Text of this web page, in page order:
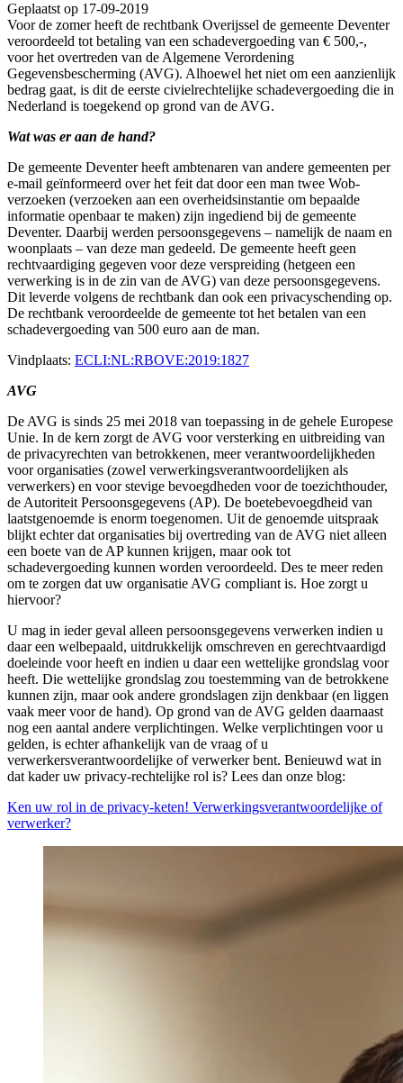
Geplaatst op 17-09-2019
Voor de zomer heeft de rechtbank Overijssel de gemeente Deventer
veroordeeld tot betaling van een schadevergoeding van € 500,-,
voor het overtreden van de Algemene Verordening
Gegevensbescherming (AVG). Alhoewel het niet om een aanzienlijk
bedrag gaat, is dit de eerste civielrechtelijke schadevergoeding die in
Nederland is toegekend op grond van de AVG.
Wat was er aan de hand?
De gemeente Deventer heeft ambtenaren van andere gemeenten per
e-mail geïnformeerd over het feit dat door een man twee Wob-
verzoeken (verzoeken aan een overheidsinstantie om bepaalde
informatie openbaar te maken) zijn ingediend bij de gemeente
Deventer. Daarbij werden persoonsgegevens – namelijk de naam en
woonplaats – van deze man gedeeld. De gemeente heeft geen
rechtvaardiging gegeven voor deze verspreiding (hetgeen een
verwerking is in de zin van de AVG) van deze persoonsgegevens.
Dit leverde volgens de rechtbank dan ook een privacyschending op.
De rechtbank veroordeelde de gemeente tot het betalen van een
schadevergoeding van 500 euro aan de man.
Vindplaats: ECLI:NL:RBOVE:2019:1827
AVG
De AVG is sinds 25 mei 2018 van toepassing in de gehele Europese
Unie. In de kern zorgt de AVG voor versterking en uitbreiding van
de privacyrechten van betrokkenen, meer verantwoordelijkheden
voor organisaties (zowel verwerkingsverantwoordelijken als
verwerkers) en voor stevige bevoegdheden voor de toezichthouder,
de Autoriteit Persoonsgegevens (AP). De boetebevoegdheid van
laatstgenoemde is enorm toegenomen. Uit de genoemde uitspraak
blijkt echter dat organisaties bij overtreding van de AVG niet alleen
een boete van de AP kunnen krijgen, maar ook tot
schadevergoeding kunnen worden veroordeeld. Des te meer reden
om te zorgen dat uw organisatie AVG compliant is. Hoe zorgt u
hiervoor?
U mag in ieder geval alleen persoonsgegevens verwerken indien u
daar een welbepaald, uitdrukkelijk omschreven en gerechtvaardigd
doeleinde voor heeft en indien u daar een wettelijke grondslag voor
heeft. Die wettelijke grondslag zou toestemming van de betrokkene
kunnen zijn, maar ook andere grondslagen zijn denkbaar (en liggen
vaak meer voor de hand). Op grond van de AVG gelden daarnaast
nog een aantal andere verplichtingen. Welke verplichtingen voor u
gelden, is echter afhankelijk van de vraag of u
verwerkersverantwoordelijke of verwerker bent. Benieuwd wat in
dat kader uw privacy-rechtelijke rol is? Lees dan onze blog:
Ken uw rol in de privacy-keten! Verwerkingsverantwoordelijke of
verwerker?